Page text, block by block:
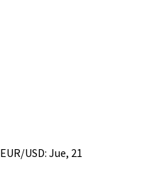
EUR/USD: Jue, 21